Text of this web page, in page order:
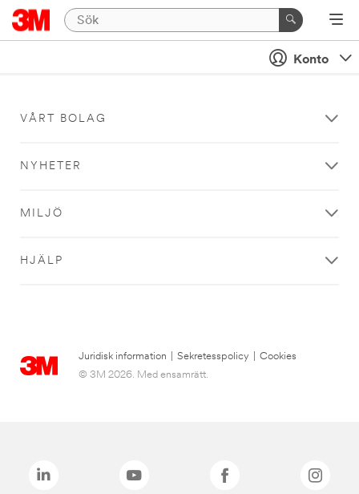
Konto
VÅRT BOLAG
NYHETER
MILJÖ
HJÄLP
Juridisk information Sekretesspolicy
Cookies
© 3M 2026. Med ensamrätt.